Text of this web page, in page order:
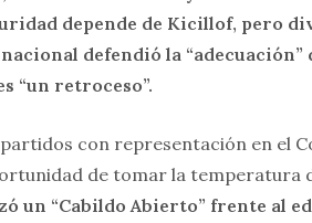
depende de Kicillof, pero
defendió la “adecuación”
“un retroceso”.
con representación en el
de tomar la temperatura
un “Cabildo Abierto” frente al